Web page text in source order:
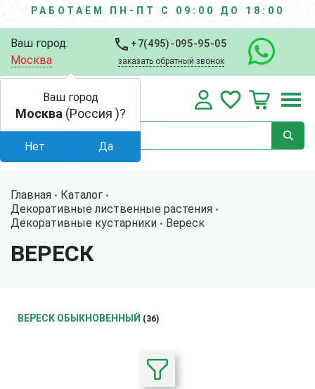
РАБОТАЕМ ПН-ПТ С 09:00 ДО 18:00
Ваш город:
Москва
+7(495)-095-95-05
заказать обратный звонок
Главная
Каталог
Декоративные лиственные растения
Декоративные кустарники
Вереск
ВЕРЕСК
ВЕРЕСК ОБЫКНОВЕННЫЙ (36)
Ваш город
Москва (Россия )?
Нет Да